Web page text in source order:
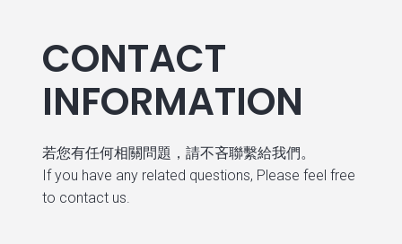
CONTACT
INFORMATION
若您有任何相關問題，請不吝聯繫給我們。
If you have any related questions, Please feel free
to contact us.